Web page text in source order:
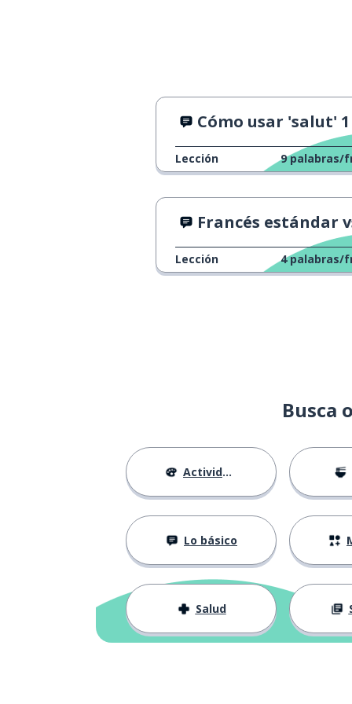
Cómo usar 'salut' 1
Lección 9 palabras/
Francés estándar vs jerga
Lección 4 palabras/
Busca
Actividades
Lo básico
Salud